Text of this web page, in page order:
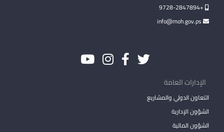
+9728-2847894
الإدارات العامة
التعاون الدولي والمشاريع
الشؤون الإدارية
الشؤون المالية